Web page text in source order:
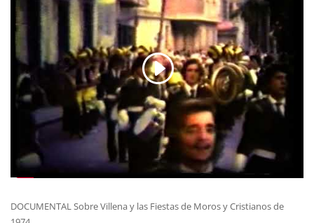
DOCUMENTAL Sobre Villena y las Fiestas de Moros y Cristianos de